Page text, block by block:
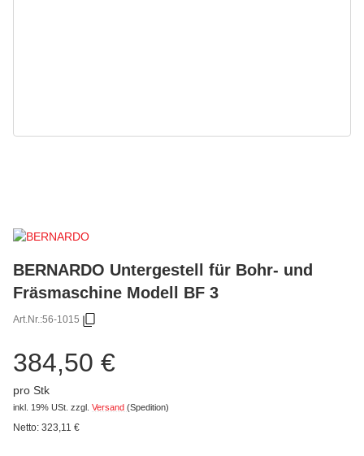
BERNARDO Untergestell für Bohr- und
Fräsmaschine Modell BF 3
Art.Nr.:56-1015
384,50 €
pro Stk
inkl. 19% USt. zzgl. Versand (Spedition)
Netto: 323,11 €